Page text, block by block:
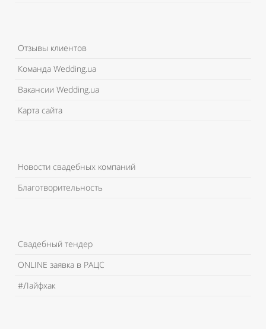
Отзывы клиентов
Команда Wedding.ua
Вакансии Wedding.ua
Карта сайта
Новости свадебных компаний
Благотворительность
Свадебный тендер
ONLINE заявка в РАЦС
#Лайфхак